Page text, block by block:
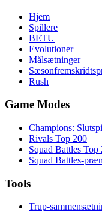
Hjem
Spillere
BETU
Evolutioner
Målsætninger
Rush
Game Modes
Champions:
Rivals Top 200
Squad Battles Top
Squad Battles-
Tools
Trup-